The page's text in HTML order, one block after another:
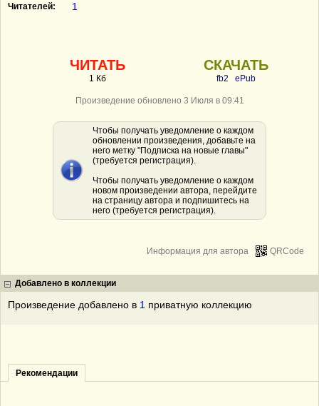
Читателей: 1
ЧИТАТЬ
1 Кб
СКАЧАТЬ
fb2 ePub
Произведение обновлено 3 Июля в 09:41
Чтобы получать уведомление о каждом
обновлении произведения, добавьте на
него метку "Подписка на новые главы"
(требуется регистрация).
Чтобы получать уведомление о каждом
новом произведении автора, перейдите
на страницу автора и подпишитесь на
него (требуется регистрация).
QRCode
Информация для автора
Добавлено в коллекции
Произведение добавлено в 1 приватную коллекцию
Рекомендации